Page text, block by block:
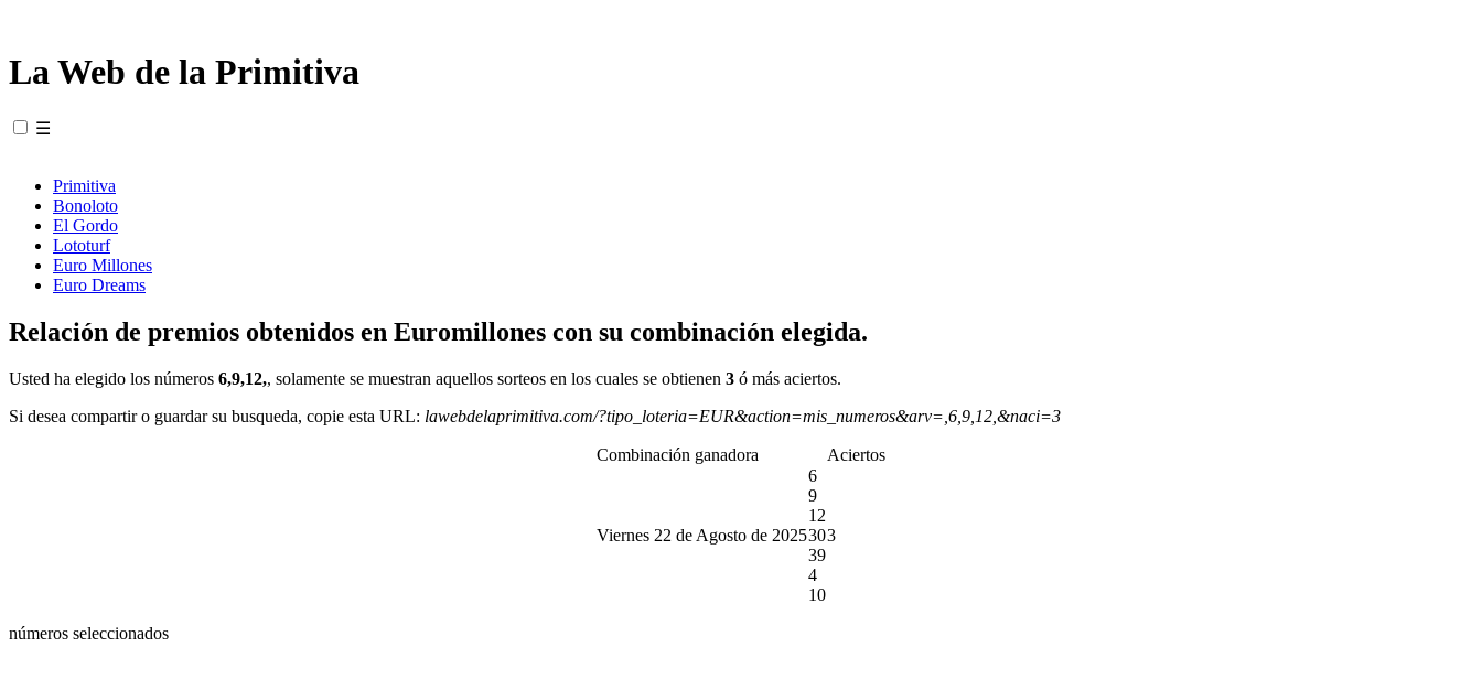
La Web de la Primitiva
☰
Primitiva
Bonoloto
El Gordo
Lototurf
Euro Millones
Euro Dreams
Relación de premios obtenidos en Euromillones con su combinación elegida.
Usted ha elegido los números 6,9,12,, solamente se muestran aquellos sorteos en los cuales se obtienen 3 ó más aciertos.
Si desea compartir o guardar su busqueda, copie esta URL: lawebdelaprimitiva.com/?tipo_loteria=EUR&action=mis_numeros&arv=,6,9,12,&naci=3
Combinación ganadora Aciertos
Viernes 22 de Agosto de 2025
6
9
12
30
39
4
10
3
números seleccionados